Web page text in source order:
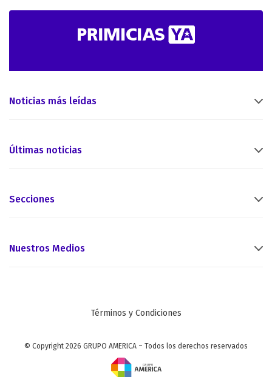
Noticias más leídas
Últimas noticias
Secciones
Nuestros Medios
Términos y Condiciones
© Copyright 2026 GRUPO AMERICA – Todos los derechos reservados